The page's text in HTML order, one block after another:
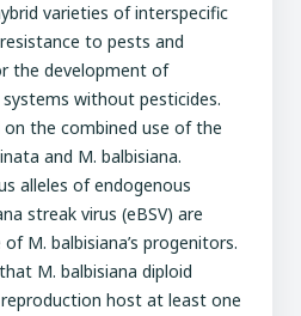
varieties of interspecific
to pests and
the development of
without pesticides.
on the combined use of the
and M. balbisiana.
alleles of endogenous
streak virus (eBSV) are
M. balbisiana’s progenitors.
M. balbisiana diploid
host at least one